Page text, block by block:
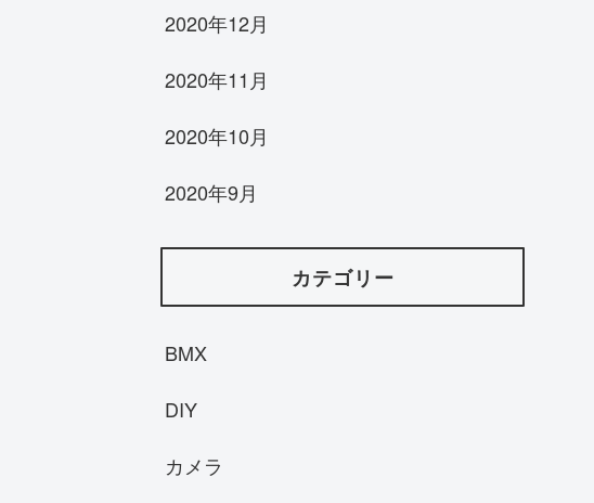
2020年12月
2020年11月
2020年10月
2020年9月
カテゴリー
BMX
DIY
カメラ